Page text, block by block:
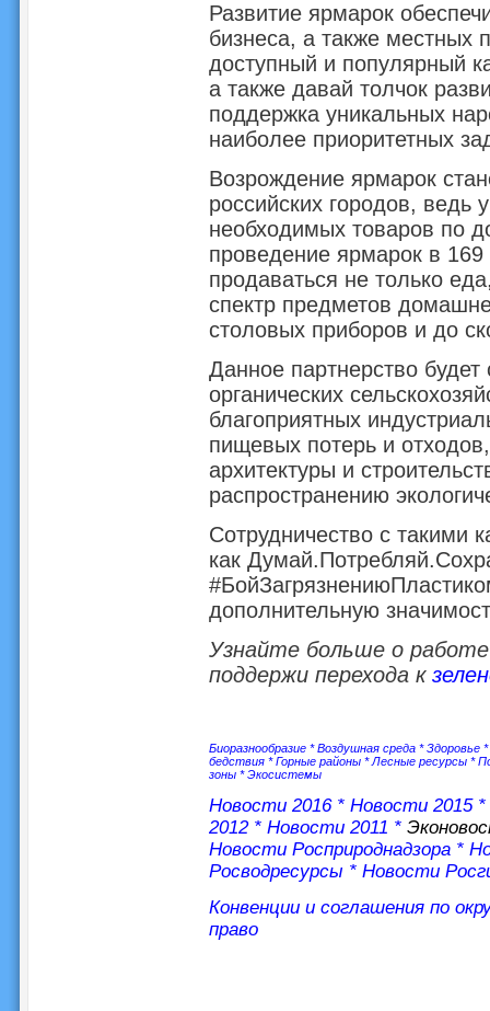
Развитие ярмарок
бизнеса, а также местных
доступный и популярный
а также давай толчок
поддержка уникальных
наиболее приоритетных
Возрождение ярмарок
российских городов, ведь
необходимых товаров по
проведение ярмарок в
продаваться не только
спектр предметов
столовых приборов и до
Данное партнерство будет
органических
благоприятных
пищевых потерь и
архитектуры и
распространению
Сотрудничество с
как
дополнительную
Узнайте больше о
поддержи перехода к
Биоразнообразие *Воздушная среда *Здоровье *
бедствия *Горные районы *Лесные ресурсы *
зоны *Экосистемы
Новости 2016* Новости 2015*
2012* Новости 2011 *
Новости Росприроднадзора*
Росводресурсы * Новости
Конвенции и соглашения по
право